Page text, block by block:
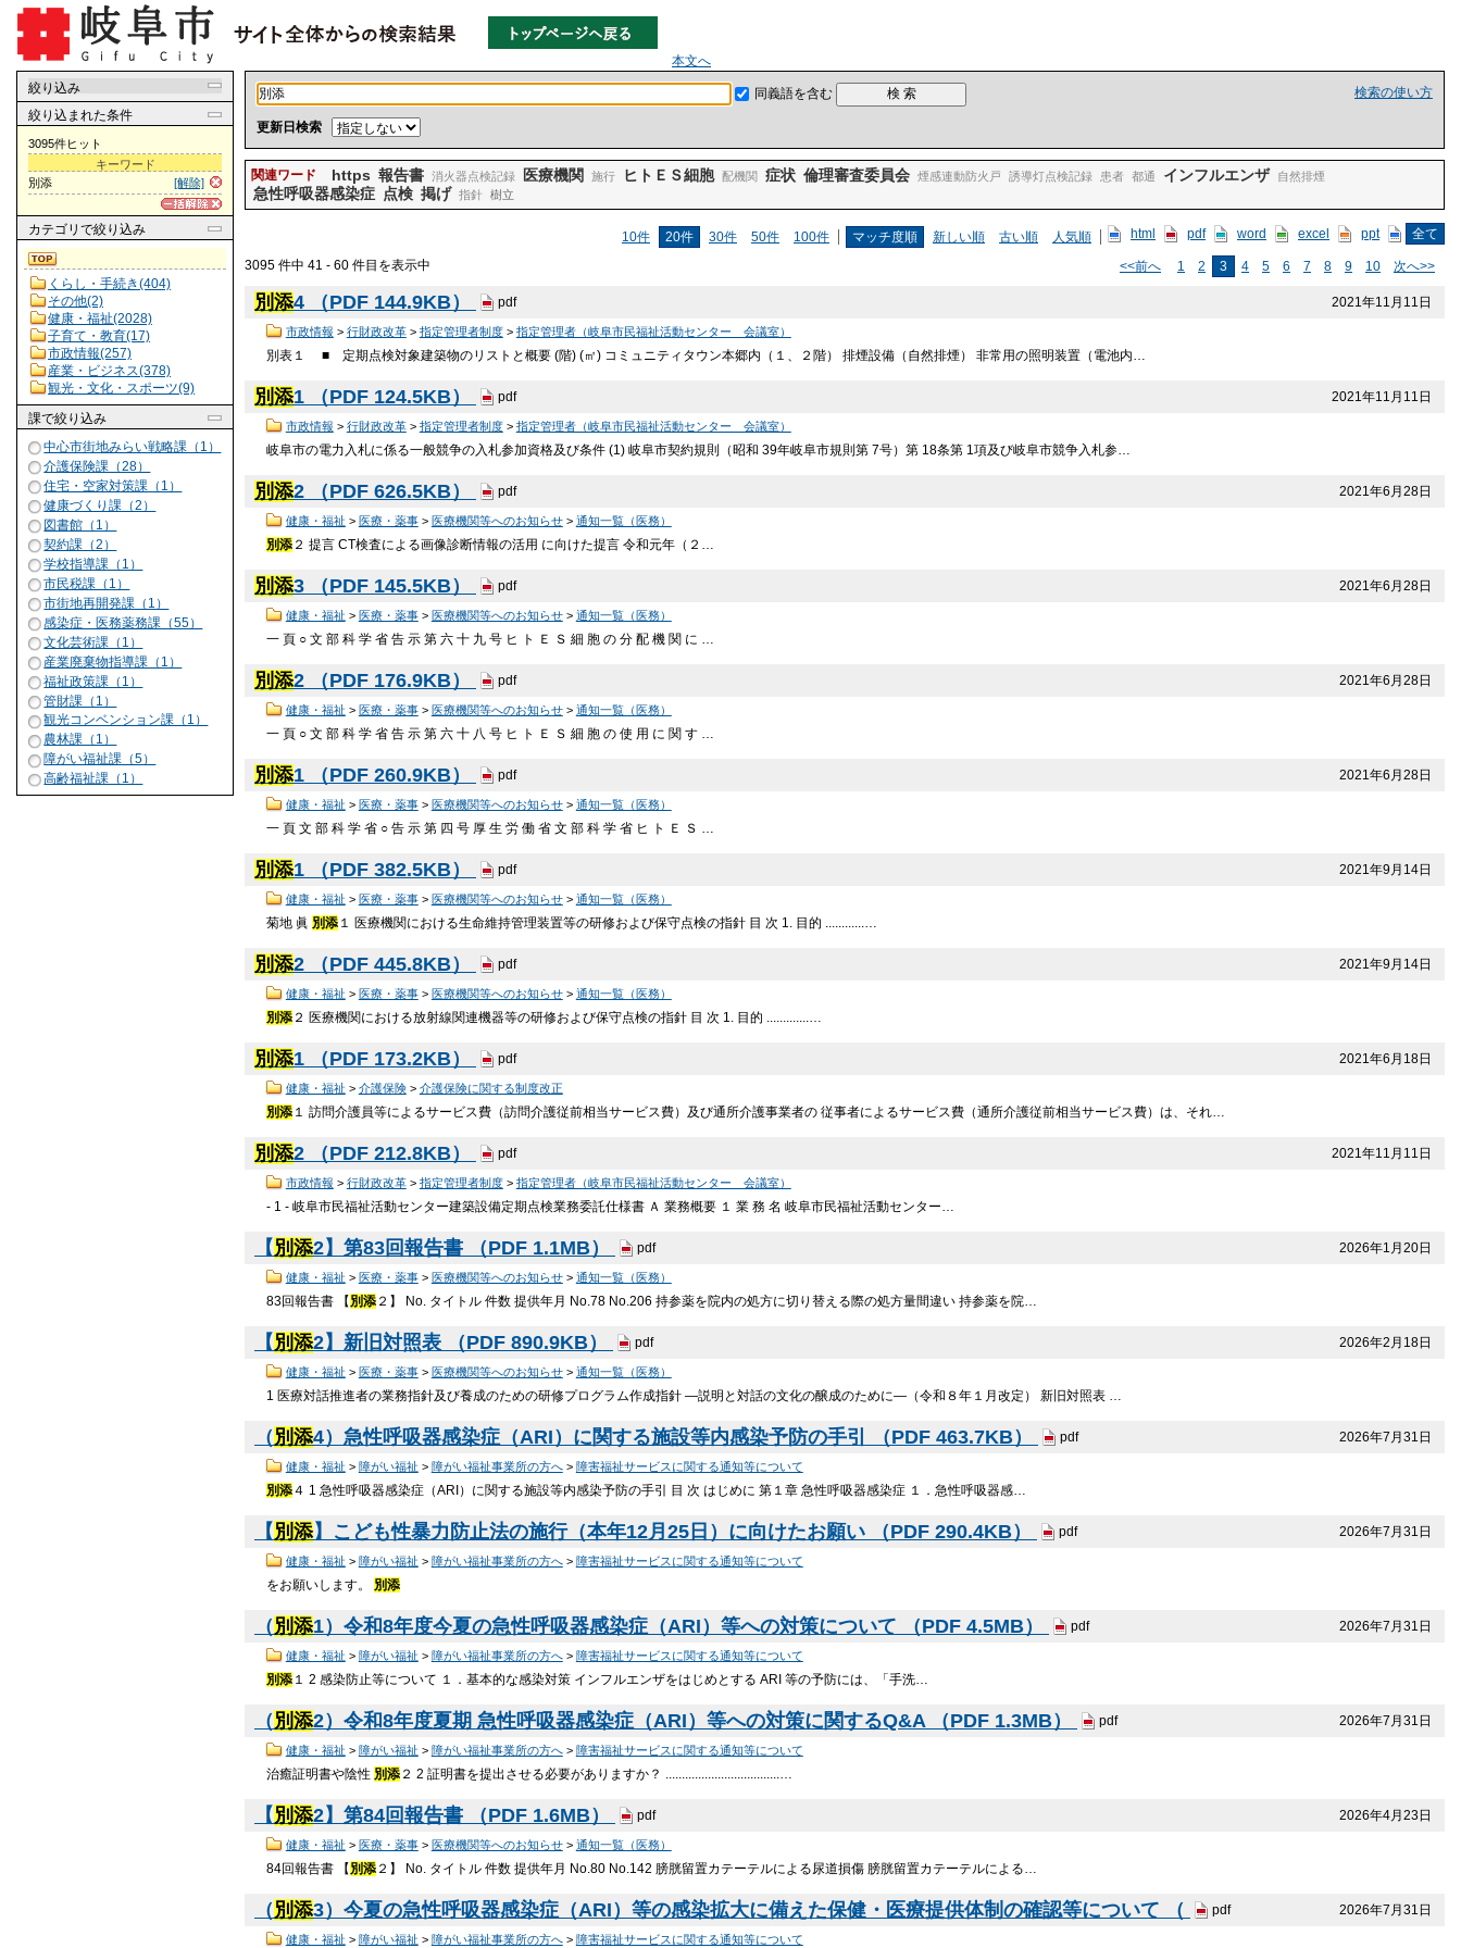
本文へ
絞り込み
絞り込まれた条件
3095件ヒット
キーワード
[解除]
別添
カテゴリ で絞り込み
くらし・手続き(404)
その他(2)
健康・福祉(2028)
子育て・教育(17)
市政情報(257)
産業・ビジネス(378)
観光・文化・スポーツ(9)
課で絞り込み
中心市街地みらい戦略課（1）
介護保険課（28）
住宅・空家対策課（1）
健康づくり課（2）
図書館（1）
契約課（2）
学校指導課（1）
市民税課（1）
市街地再開発課（1）
感染症・医務薬務課（55）
文化芸術課（1）
産業廃棄物指導課（1）
福祉政策課（1）
管財課（1）
観光コンベンション課（1）
農林課（1）
障がい福祉課（5）
高齢福祉課（1）
検索の使い方
同義語を含む
更新日検索
関連ワード https 報告書 消火器点検記録 医療機関 施行 ヒトＥＳ細胞 配機関 症状 倫理審査委員会 煙感連動防火戸 誘導灯点検記録 患者 都通 インフルエンザ 自然排煙
急性呼吸器感染症 点検 掲げ 指針 樹立
10件 20件 30件 50件 100件 マッチ度順 新しい順 古い順 人気順 html pdf word excel ppt 全て
3095 件中 41 - 60 件目を表示中 <<前へ 1 2 3 4 5 6 7 8 9 10 次へ>>
2021年11月11日
別添4 （PDF 144.9KB） pdf
市政情報 > 行財政改革> 指定管理者制度> 指定管理者（岐阜市民福祉活動センター 会議室）
別表１ ■ 定期点検対象建築物のリストと概要 (階) (㎡) コミュニティタウン本郷内（１、２階） 排煙設備（自然排煙） 非常用の照明装置（電池内…
2021年11月11日
別添1 （PDF 124.5KB） pdf
市政情報 > 行財政改革> 指定管理者制度> 指定管理者（岐阜市民福祉活動センター 会議室）
岐阜市の電力入札に係る一般競争の入札参加資格及び条件 (1) 岐阜市契約規則（昭和 39年岐阜市規則第 7号）第 18条第 1項及び岐阜市競争入札参…
2021年6月28日
別添2 （PDF 626.5KB） pdf
健康・福祉 > 医療・薬事> 医療機関等へのお知らせ> 通知一覧（医務）
別添 ２ 提言 CT検査による画像診断情報の活用 に向けた提言 令和元年（２…
2021年6月28日
別添3 （PDF 145.5KB） pdf
健康・福祉 > 医療・薬事> 医療機関等へのお知らせ> 通知一覧（医務）
一 頁 ○ 文 部 科 学 省 告 示 第 六 十 九 号 ヒ ト Ｅ Ｓ 細 胞 の 分 配 機 関 に …
2021年6月28日
別添2 （PDF 176.9KB） pdf
健康・福祉 > 医療・薬事> 医療機関等へのお知らせ> 通知一覧（医務）
一 頁 ○ 文 部 科 学 省 告 示 第 六 十 八 号 ヒ ト Ｅ Ｓ 細 胞 の 使 用 に 関 す …
2021年6月28日
別添1 （PDF 260.9KB） pdf
健康・福祉 > 医療・薬事> 医療機関等へのお知らせ> 通知一覧（医務）
一 頁 文 部 科 学 省 ○ 告 示 第 四 号 厚 生 労 働 省 文 部 科 学 省 ヒ ト Ｅ Ｓ …
2021年9月14日
別添1 （PDF 382.5KB） pdf
健康・福祉 > 医療・薬事> 医療機関等へのお知らせ> 通知一覧（医務）
菊地 眞 別添 １ 医療機関における生命維持管理装置等の研修および保守点検の指針 目 次 1. 目的 ............…
2021年9月14日
別添2 （PDF 445.8KB） pdf
健康・福祉 > 医療・薬事> 医療機関等へのお知らせ> 通知一覧（医務）
別添 ２ 医療機関における放射線関連機器等の研修および保守点検の指針 目 次 1. 目的 .............…
2021年6月18日
別添1 （PDF 173.2KB） pdf
健康・福祉 > 介護保険> 介護保険に関する制度改正
別添 １ 訪問介護員等によるサービス費（訪問介護従前相当サービス費）及び通所介護事業者の 従事者によるサービス費（通所介護従前相当サービス費）は、それ…
2021年11月11日
別添2 （PDF 212.8KB） pdf
市政情報 > 行財政改革> 指定管理者制度> 指定管理者（岐阜市民福祉活動センター 会議室）
- 1 - 岐阜市民福祉活動センター建築設備定期点検業務委託仕様書 Ａ 業務概要 １ 業 務 名 岐阜市民福祉活動センター…
2026年1月20日
【 別添2】第83回報告書 （PDF 1.1MB） pdf
健康・福祉 > 医療・薬事> 医療機関等へのお知らせ> 通知一覧（医務）
83回報告書 【別添 ２】 No. タイトル 件数 提供年月 No.78 No.206 持参薬を院内の処方に切り替える際の処方量間違い 持参薬を院…
2026年2月18日
【 別添2】新旧対照表 （PDF 890.9KB） pdf
健康・福祉 > 医療・薬事> 医療機関等へのお知らせ> 通知一覧（医務）
1 医療対話推進者の業務指針及び養成のための研修プログラム作成指針 ―説明と対話の文化の醸成のために―（令和８年１月改定） 新旧対照表 …
2026年7月31日
（ 別添4）急性呼吸器感染症（ARI）に関する施設等内感染予防の手引 （PDF 463.7KB） pdf
健康・福祉 > 障がい福祉 > 障がい福祉事業所の方へ> 障害福祉サービスに関する通知等について
別添４ 1 急性呼吸器感染症（ARI）に関する施設等内感染予防の手引 目 次 はじめに 第１章 急性呼吸器感染症 １．急性呼吸器感…
2026年7月31日
【 別添】こども性暴力防止法の施行（本年12月25日）に向けたお願い （PDF 290.4KB） pdf
健康・福祉 > 障がい福祉 > 障がい福祉事業所の方へ> 障害福祉サービスに関する通知等について
をお願いします。 別添
2026年7月31日
（ 別添1）令和8年度今夏の急性呼吸器感染症（ARI）等への対策について （PDF 4.5MB） pdf
健康・福祉 > 障がい福祉 > 障がい福祉事業所の方へ> 障害福祉サービスに関する通知等について
別添 １ 2 感染防止等について １．基本的な感染対策 インフルエンザをはじめとする ARI 等の予防には、「手洗…
2026年7月31日
（ 別添2）令和8年度夏期 急性呼吸器感染症（ARI）等への対策に関するQ&A （PDF 1.3MB） pdf
健康・福祉 > 障がい福祉 > 障がい福祉事業所の方へ> 障害福祉サービスに関する通知等について
治癒証明書や陰性 別添 ２ 2 証明書を提出させる必要がありますか？ ...................................…
2026年4月23日
【 別添2】第84回報告書 （PDF 1.6MB） pdf
健康・福祉 > 医療・薬事> 医療機関等へのお知らせ> 通知一覧（医務）
84回報告書 【別添 ２】 No. タイトル 件数 提供年月 No.80 No.142 膀胱留置カテーテルによる尿道損傷 膀胱留置カテーテルによる…
2026年7月31日
（ 別添3）今夏の急性呼吸器感染症（ARI）等の感染拡大に備えた保健・医療提供体制の確認等について （ pdf
健康・福祉 > 障がい福祉 > 障がい福祉事業所の方へ> 障害福祉サービスに関する通知等について